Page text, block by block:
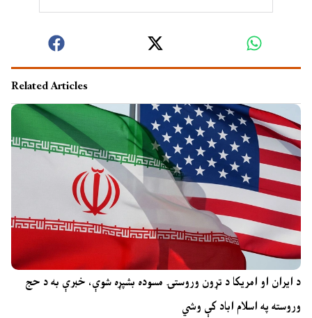
Related Articles
د ایران او امریکا د تړون وروستۍ مسوده بشپړه شوې، خبرې به د حج
وروسته په اسلام اباد کې وشي